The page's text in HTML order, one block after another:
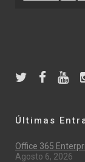
Últimas
Office 365
Agosto 6, 2026